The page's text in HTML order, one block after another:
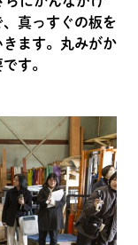
真っすぐの板を
ます。丸みがか
す。